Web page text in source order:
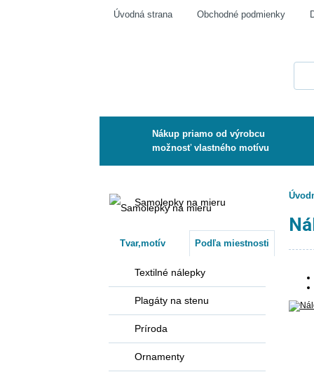
Úvodná strana Obchodné podmienky
Nákup priamo od výrobcu
možnosť vlastného motívu
Samolepky na mieru
Tvar,motív Podľa miestnosti
Textilné nálepky
Plagáty na stenu
Príroda
Ornamenty